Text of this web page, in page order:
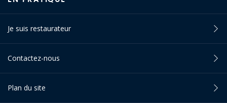
Je suis restaurateur
Contactez-nous
Plan du site